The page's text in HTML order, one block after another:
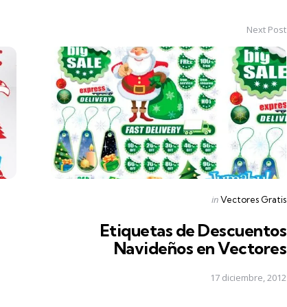
Next Post
Posted
inVectores Gratis
Etiquetas de Descuentos
Navideños en Vectores
17 diciembre, 2012